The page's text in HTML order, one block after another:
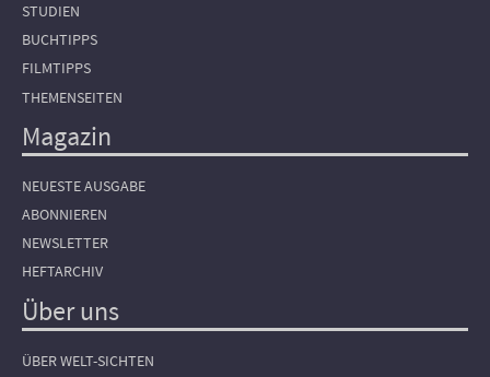
STUDIEN
BUCHTIPPS
FILMTIPPS
THEMENSEITEN
Magazin
NEUESTE AUSGABE
ABONNIEREN
NEWSLETTER
HEFTARCHIV
Über uns
ÜBER WELT-SICHTEN